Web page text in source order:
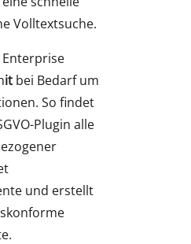
Volltextsuche.
itbei Bedarf um
So findet
Plugin alle
und erstellt